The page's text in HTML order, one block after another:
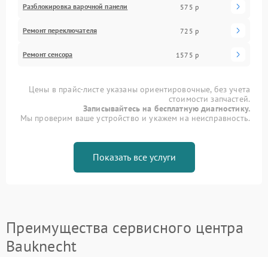
Разблокировка варочной панели 575 р
Ремонт переключателя 725 р
Ремонт сенсора 1575 р
Цены в прайс-листе указаны ориентировочные, без учета
стоимости запчастей.
Записывайтесь на бесплатную диагностику.
Мы проверим ваше устройство и укажем на неисправность.
Показать все услуги
Преимущества сервисного центра
Bauknecht